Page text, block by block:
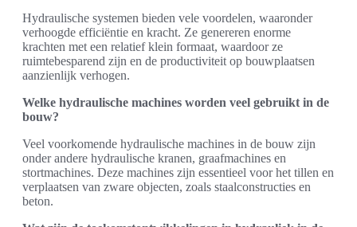
Hydraulische systemen bieden vele voordelen, waaronder
verhoogde efficiëntie en kracht. Ze genereren enorme
krachten met een relatief klein formaat, waardoor ze
ruimtebesparend zijn en de productiviteit op bouwplaatsen
aanzienlijk verhogen.
Welke hydraulische machines worden veel gebruikt in de
bouw?
Veel voorkomende hydraulische machines in de bouw zijn
onder andere hydraulische kranen, graafmachines en
stortmachines. Deze machines zijn essentieel voor het tillen en
verplaatsen van zware objecten, zoals staalconstructies en
beton.